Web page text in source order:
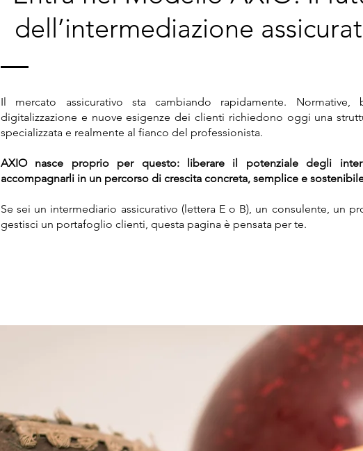
dell’intermediazione
Il mercato assicurativo sta cambiando rapidamente. Normative,
digitalizzazione e nuove esigenze dei clienti richiedono oggi una
specializzata e realmente al fianco del professionista.
AXIO nasce proprio per questo: liberare il potenziale degli
accompagnarli in un percorso di crescita concreta, semplice e
Se sei un intermediario assicurativo (lettera E o B), un consulente, un
gestisci un portafoglio clienti, questa pagina è pensata per te.